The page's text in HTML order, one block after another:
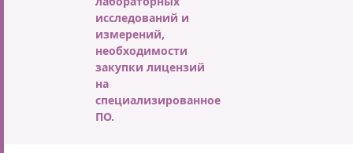
исследований и
измерений,
необходимости
закупки лицензий
на
специализированное
ПО.